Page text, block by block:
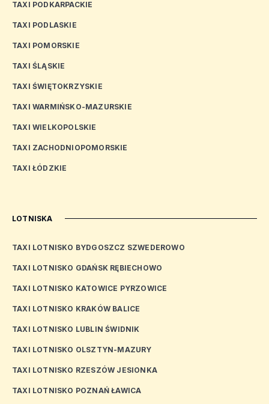
TAXI PODKARPACKIE
TAXI PODLASKIE
TAXI POMORSKIE
TAXI ŚLĄSKIE
TAXI ŚWIĘTOKRZYSKIE
TAXI WARMIŃSKO-MAZURSKIE
TAXI WIELKOPOLSKIE
TAXI ZACHODNIOPOMORSKIE
TAXI ŁÓDZKIE
LOTNISKA
TAXI LOTNISKO BYDGOSZCZ SZWEDEROWO
TAXI LOTNISKO GDAŃSK RĘBIECHOWO
TAXI LOTNISKO KATOWICE PYRZOWICE
TAXI LOTNISKO KRAKÓW BALICE
TAXI LOTNISKO LUBLIN ŚWIDNIK
TAXI LOTNISKO OLSZTYN-MAZURY
TAXI LOTNISKO RZESZÓW JESIONKA
TAXI LOTNISKO POZNAŃ ŁAWICA